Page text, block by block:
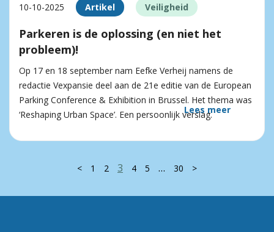
10-10-2025 Artikel Veiligheid
Parkeren is de oplossing (en niet het
probleem)!
Op 17 en 18 september nam Eefke Verheij namens de
redactie Vexpansie deel aan de 21e editie van de European
Parking Conference & Exhibition in Brussel. Het thema was
‘Reshaping Urban Space’. Een persoonlijk verslag.
Lees meer
< 1 2 3 4 5 … 30 >